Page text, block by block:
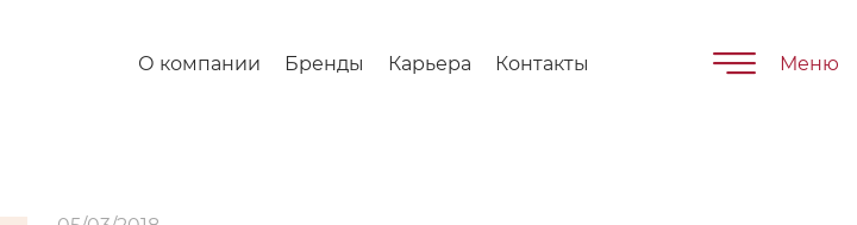
О компании Бренды Карьера Контакты Меню